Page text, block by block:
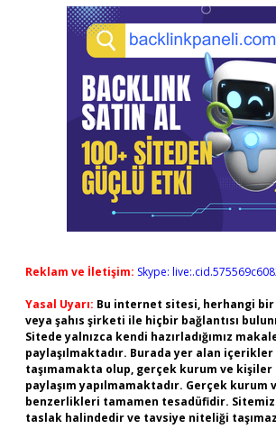
Reklam ve İletişim: Skype:
Yasal Uyarı: Bu internet sitesi, herhangi
veya şahıs şirketi ile hiçbir bağlantısı
Sitede yalnızca kendi hazırladığımız
paylaşılmaktadır. Burada yer alan
taşımamakta olup, gerçek kurum ve kişiler
paylaşım yapılmamaktadır. Gerçek kurum
benzerlikleri tamamen tesadüfidir.
taslak halindedir ve tavsiye niteliği